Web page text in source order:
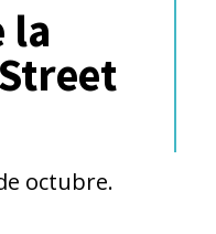
anime.
tendrán
gracias
de
la
octubre.